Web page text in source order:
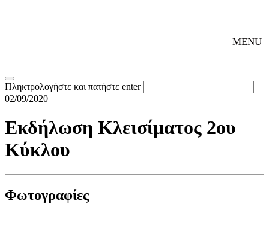
Πληκτρολογήστε και πατήστε enter
02/09/2020
Εκδήλωση Κλεισίματος 2ου
Κύκλου
Φωτογραφίες
MENU